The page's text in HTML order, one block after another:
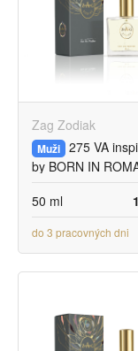
Zag Zodiak
Muži 275 VA
by BORN IN
CORAL FANTASY
50 ml
do 3 pracovných dni